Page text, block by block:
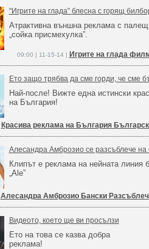
"Игрите на глада” блесна с горящ
Атрактивна външна реклама с
„сойка присмехулка”.
09:00 | 11-15-14 | Игрите на глада
Ето защо трябва да сме горди, че сме
Най-после! Вижте една истински
на България!
Красива реклама на България
Алесандра Амброзио се разсъблече на
Клипът е реклама на нейната линия
„Ale”
Алесандра Амброзио Бански
Видеото, което ще ви просълзи
Ето на това се казва добра
реклама!